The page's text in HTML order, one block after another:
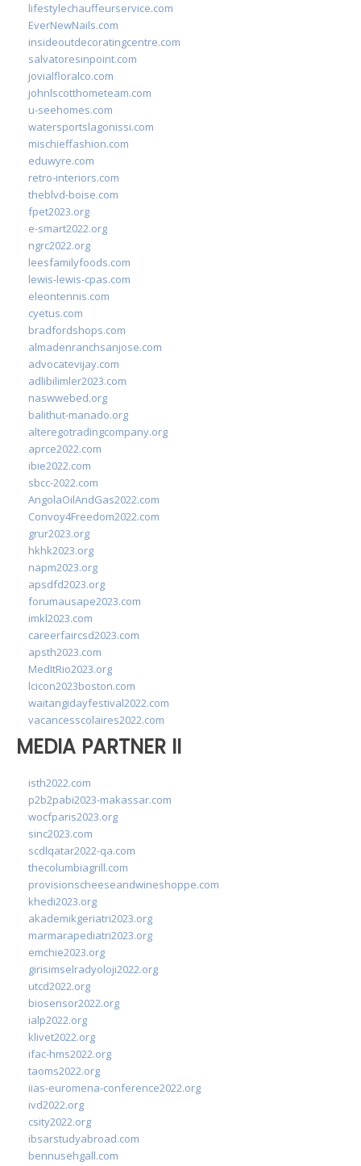
lifestylechauffeurservice.com
EverNewNails.com
insideoutdecoratingcentre.com
salvatoresinpoint.com
jovialfloralco.com
johnlscotthometeam.com
u-seehomes.com
watersportslagonissi.com
mischieffashion.com
eduwyre.com
retro-interiors.com
theblvd-boise.com
fpet2023.org
e-smart2022.org
ngrc2022.org
leesfamilyfoods.com
lewis-lewis-cpas.com
eleontennis.com
cyetus.com
bradfordshops.com
almadenranchsanjose.com
advocatevijay.com
adlibilimler2023.com
naswwebed.org
balithut-manado.org
alteregotradingcompany.org
aprce2022.com
ibie2022.com
sbcc-2022.com
AngolaOilAndGas2022.com
Convoy4Freedom2022.com
grur2023.org
hkhk2023.org
napm2023.org
apsdfd2023.org
forumausape2023.com
imkl2023.com
careerfaircsd2023.com
apsth2023.com
MedItRio2023.org
lcicon2023boston.com
waitangidayfestival2022.com
vacancesscolaires2022.com
MEDIA PARTNER II
isth2022.com
p2b2pabi2023-makassar.com
wocfparis2023.org
sinc2023.com
scdlqatar2022-qa.com
thecolumbiagrill.com
provisionscheeseandwineshoppe.com
khedi2023.org
akademikgeriatri2023.org
marmarapediatri2023.org
emchie2023.org
girisimselradyoloji2022.org
utcd2022.org
biosensor2022.org
ialp2022.org
klivet2022.org
ifac-hms2022.org
taoms2022.org
iias-euromena-conference2022.org
ivd2022.org
csity2022.org
ibsarstudyabroad.com
bennusehgall.com